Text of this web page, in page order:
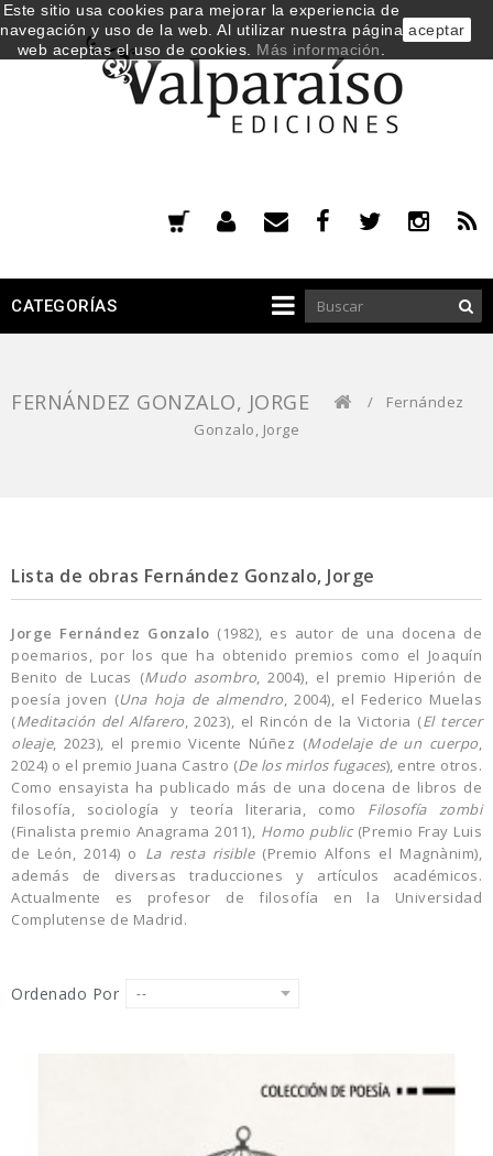
CATEGORÍAS
FERNÁNDEZ GONZALO, JORGE /
Fernández
Gonzalo, Jorge
Lista de obras Fernández Gonzalo, Jorge
Jorge Fernández Gonzalo (1982), es autor de una docena de
poemarios, por los que ha obtenido premios como el Joaquín
Benito de Lucas (Mudo asombro, 2004), el premio Hiperión de
poesía joven (Una hoja de almendro, 2004), el Federico Muelas
(Meditación del Alfarero, 2023), el Rincón de la Victoria (El tercer
oleaje, 2023), el premio Vicente Núñez (Modelaje de un cuerpo,
2024) o el premio Juana Castro (De los mirlos fugaces), entre otros.
Como ensayista ha publicado más de una docena de libros de
filosofía, sociología y teoría literaria, como Filosofía zombi
(Finalista premio Anagrama 2011), Homo public(Premio Fray Luis
de León, 2014) o La resta risible(Premio Alfons el Magnànim),
además de diversas traducciones y artículos académicos.
Actualmente es profesor de filosofía en la Universidad
Complutense de Madrid.
Ordenado Por --
Este sitio usa cookies para mejorar la experiencia de
navegación y uso de la web. Al utilizar nuestra página
web aceptas el uso de cookies. Más información
aceptar